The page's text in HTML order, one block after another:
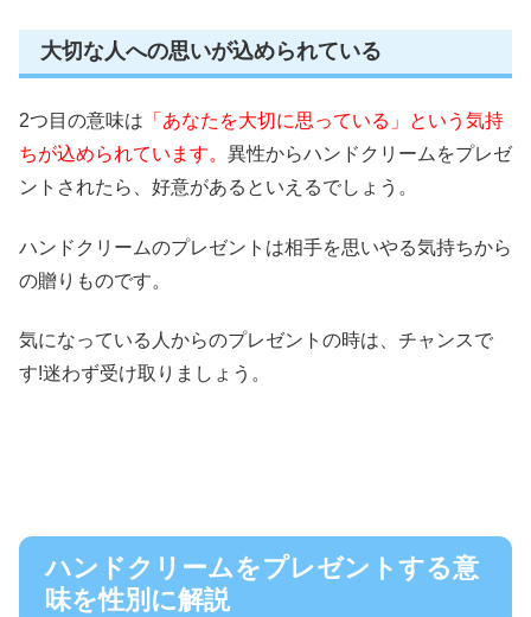
大切な人への思いが込められている
2つ目の意味は 「あなたを大切に思っている」
という気持
ちが込められています。 異性からハンドクリームをプレゼ
ントされたら、好意があるといえるでしょう。
ハンドクリームのプレゼントは相手を思いやる気持ちから
の贈りものです。
気になっている人からのプレゼントの時は、チャンスで
す!迷わず受け取りましょう。
ハンドクリームをプレゼントする意
味を性別に解説